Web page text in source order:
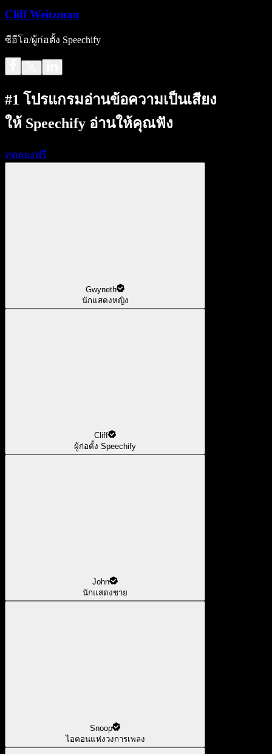
Cliff Weitzman
ซีอีโอ/ผู้ก่อตั้ง Speechify
#1 โปรแกรมอ่านข้อความเป็นเสียง
ให้ Speechify อ่านให้คุณฟัง
ทดลองฟรี
Gwyneth
นักแสดงหญิง
Cliff
ผู้ก่อตั้ง Speechify
John
นักแสดงชาย
Snoop
ไอคอนแห่งวงการเพลง